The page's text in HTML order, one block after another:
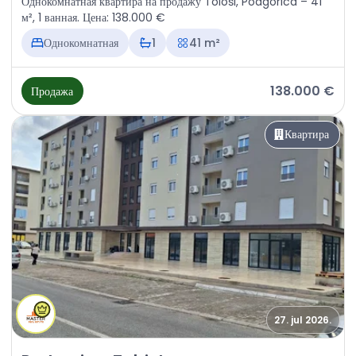
м², 1 ванная. Цена: 138.000 €
Однокомнатная
1 41 m²
Продажа 138.000 €
Квартира
27. jul 2026.